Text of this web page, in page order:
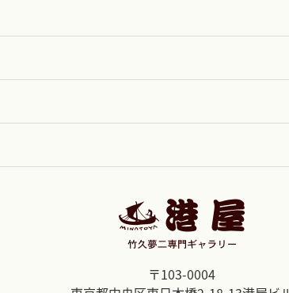
〒103-0004